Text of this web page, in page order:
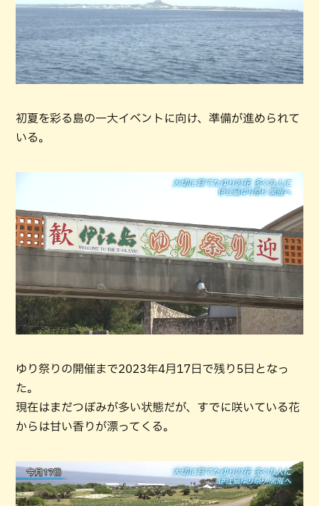
初夏を彩る島の一大イベントに向け、準備が進められて
いる。
ゆり祭りの開催まで2023年4月17日で残り5日となっ
た。
現在はまだつぼみが多い状態だが、すでに咲いている花
からは甘い香りが漂ってくる。